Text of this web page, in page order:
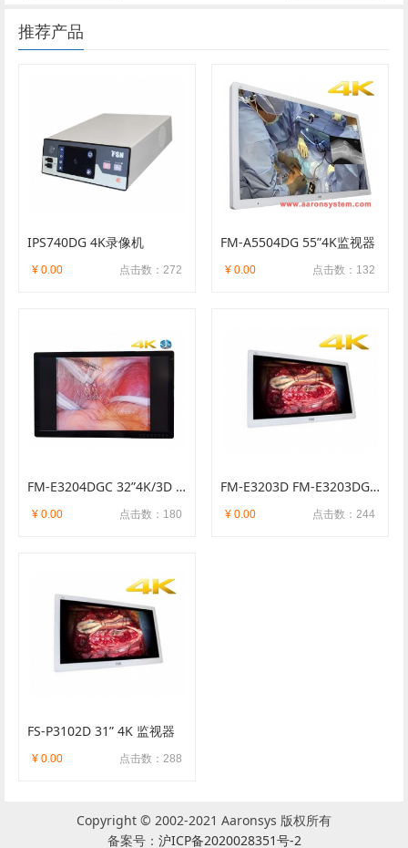
推荐产品
IPS740DG 4K录像机
点击数：272
¥ 0.00
FM-A5504DG 55”4K监视器
点击数：132
¥ 0.00
FM-E3204DGC 32”4K/3D 监视器
点击数：180
¥ 0.00
FM-E3203D FM-E3203DG 32” 4K 监视
点击数：244
¥ 0.00
FS-P3102D 31” 4K 监视器
点击数：288
¥ 0.00
Copyright © 2002-2021 Aaronsys 版权所有
备案号： 沪ICP备2020028351号-2